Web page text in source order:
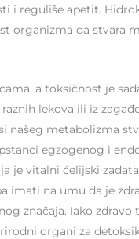
i reguliše apetit.
da stvara
a toksičnost je
lekova ili iz
našeg metabolizma
egzogenog i
je vitalni ćelijski
na umu da je
značaja. Iako
organi za